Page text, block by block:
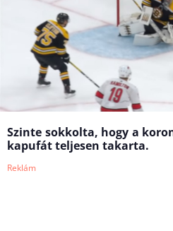
Szinte sokkolta, hogy a
kapufát teljesen takarta.
Reklám